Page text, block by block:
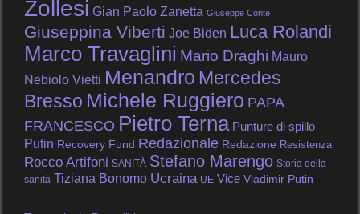
Zollesi Gian Paolo Zanetta Giuseppe Conte
Giuseppina Viberti Joe Biden Luca Rolandi
Marco Travaglini Mario Draghi Mauro
Nebiolo Vietti Menandro Mercedes
Bresso Michele Ruggiero PAPA
FRANCESCO Pietro Terna Punture di spillo
Putin Recovery Fund Redazionale Redazione Resistenza
Rocco Artifoni SANITÀ Stefano Marengo Storia della
sanità Tiziana Bonomo Ucraina UE Vice Vladimir Putin